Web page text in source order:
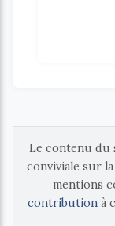
Le contenu du
conviviale sur
mentions
contribution à